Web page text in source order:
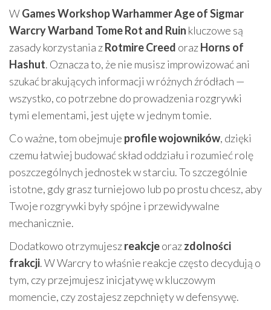
WGames Workshop Warhammer Age of Sigmar
Warcry Warband Tome Rot and Ruin kluczowe są
zasady korzystania zRotmire Creed orazHorns of
Hashut. Oznacza to, że nie musisz improwizować ani
szukać brakujących informacji w różnych źródłach —
wszystko, co potrzebne do prowadzenia rozgrywki
tymi elementami, jest ujęte w jednym tomie.
Co ważne, tom obejmuje profile wojowników, dzięki
czemu łatwiej budować skład oddziału i rozumieć rolę
poszczególnych jednostek w starciu. To szczególnie
istotne, gdy grasz turniejowo lub po prostu chcesz, aby
Twoje rozgrywki były spójne i przewidywalne
mechanicznie.
Dodatkowo otrzymujeszreakcjeorazzdolności
frakcji. W Warcry to właśnie reakcje często decydują o
tym, czy przejmujesz inicjatywę w kluczowym
momencie, czy zostajesz zepchnięty w defensywę.